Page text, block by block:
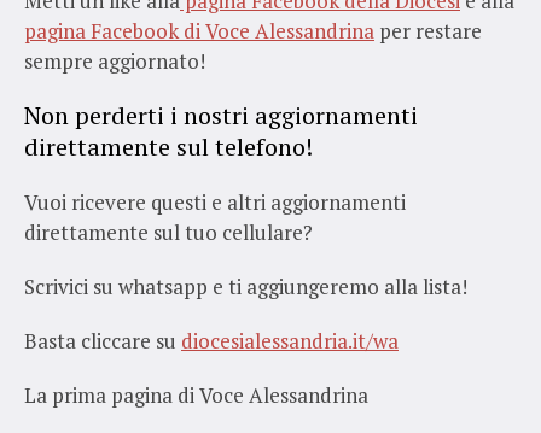
pagina Facebook di Voce Alessandrina per restare
sempre aggiornato!
Non perderti i nostri aggiornamenti
direttamente sul telefono!
Vuoi ricevere questi e altri aggiornamenti
direttamente sul tuo cellulare?
Scrivici su whatsapp e ti aggiungeremo alla lista!
Basta cliccare su diocesialessandria.it/wa
La prima pagina di Voce Alessandrina